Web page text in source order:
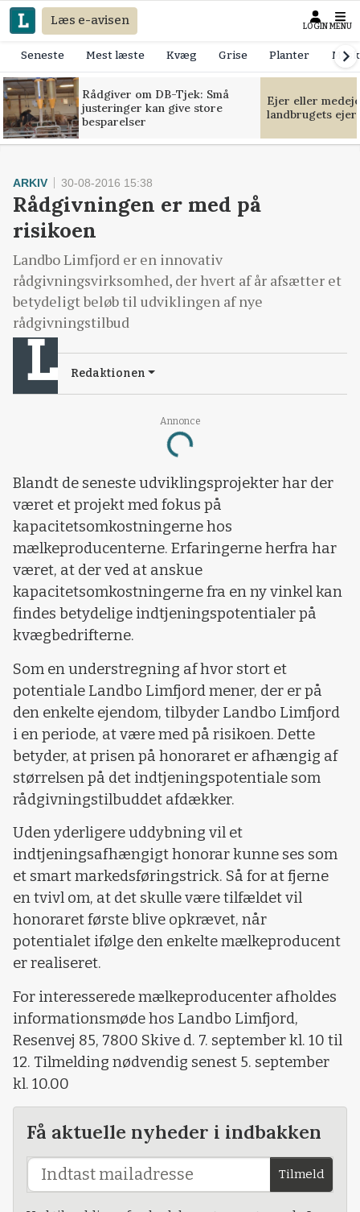
Læs e-avisen LOGIN MENU
Seneste Mest læste Kvæg Grise Planter
Rådgiver om DB-Tjek: Små
justeringer kan give store
besparelser
Ejer eller
landbrugets
Annonce
Loading...
ARKIV 30-08-2016 15:38
Rådgivningen er med på
risikoen
Landbo Limfjord er en innovativ
rådgivningsvirksomhed, der hvert af år afsætter et
betydeligt beløb til udviklingen af nye
rådgivningstilbud
Redaktionen
Blandt de seneste udviklingsprojekter har der
været et projekt med fokus på
kapacitetsomkostningerne hos
mælkeproducenterne. Erfaringerne herfra har
været, at der ved at anskue
kapacitetsomkostningerne fra en ny vinkel kan
findes betydelige indtjeningspotentialer på
kvægbedrifterne.
Som en understregning af hvor stort et
potentiale Landbo Limfjord mener, der er på
den enkelte ejendom, tilbyder Landbo Limfjord
i en periode, at være med på risikoen. Dette
betyder, at prisen på honoraret er afhængig af
størrelsen på det indtjeningspotentiale som
rådgivningstilbuddet afdækker.
Uden yderligere uddybning vil et
indtjeningsafhængigt honorar kunne ses som
et smart markedsføringstrick. Så for at fjerne
en tvivl om, at det skulle være tilfældet vil
honoraret første blive opkrævet, når
potentialet ifølge den enkelte mælkeproducent
er realiseret.
For interesserede mælkeproducenter afholdes
informationsmøde hos Landbo Limfjord,
Resenvej 85, 7800 Skive d. 7. september kl. 10 til
12. Tilmelding nødvendig senest 5. september
kl. 10.00
Få aktuelle nyheder i indbakken
Tilmeld